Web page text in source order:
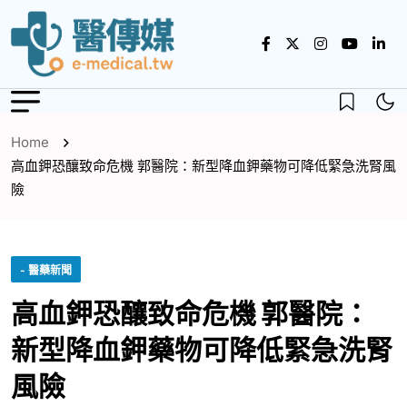
Home
高血鉀恐釀致命危機 郭醫院：新型降血鉀藥物可降低緊急洗腎風
險
- 醫藥新聞
高血鉀恐釀致命危機 郭醫院：
新型降血鉀藥物可降低緊急洗腎
風險